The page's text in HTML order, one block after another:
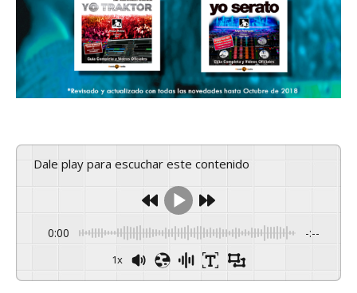
Dale play para escuchar este contenido
0:00 -:--
1x